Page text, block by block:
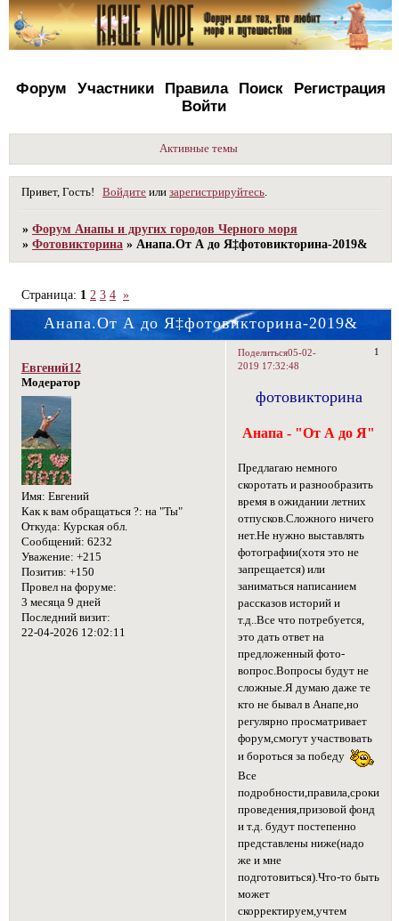
Форум Участники Правила Поиск
Регистрация
Войти
Активные темы
Привет, Гость! Войдите илизарегистрируйтесь
»Форум Анапы и других городов Черного моря
»Фотовикторина » Анапа.От А до Я‡фотовикторина-2019&
Анапа.От А до Я‡фотовикторина-2019&
Страница: 1 2 3 4 »
Поделиться 1
05-02-
2019 17:32:48
Евгений12
Модератор
Имя: Евгений
Как к вам обращаться ?: на "Ты"
Откуда: Курская обл.
Сообщений: 6232
Уважение: +215
Позитив: +150
Провел на форуме:
3 месяца 9 дней
Последний визит:
22-04-2026 12:02:11
фотовикторина
Анапа - "От А до Я"
Предлагаю немного
скоротать и разнообразить
время в ожидании летних
отпусков.Сложного ничего
нет.Не нужно выставлять
фотографии(хотя это не
запрещается) или
заниматься написанием
рассказов историй и
т.д..Все что потребуется,
это дать ответ на
предложенный фото-
вопрос.Вопросы будут не
сложные.Я думаю даже те
кто не бывал в Анапе,но
регулярно просматривает
форум,смогут участвовать
и бороться за победу
Все
подробности,правила,сроки
проведения,призовой фонд
и т.д. будут постепенно
представлены ниже(надо
же и мне
подготовиться).Что-то быть
может
скорректируем,учтем